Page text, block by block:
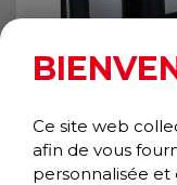
Ce site web
afin de vous
personnalisée